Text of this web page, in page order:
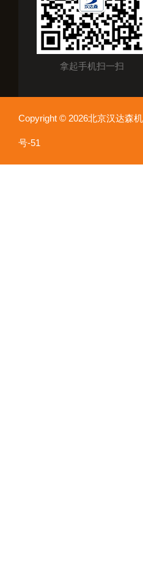
拿起手机扫一扫
Copyright © 2026北京汉达森
号-51